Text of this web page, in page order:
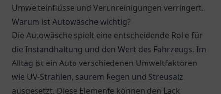
Umwelteinflüsse und Verunreinigungen verringert.
Warum ist Autowäsche wichtig?
Die Autowäsche spielt eine entscheidende Rolle für
die Instandhaltung und den Wert des Fahrzeugs. Im
Alltag ist ein Auto verschiedenen Umweltfaktoren
wie UV-Strahlen, saurem Regen und Streusalz
ausgesetzt. Diese Elemente können den Lack